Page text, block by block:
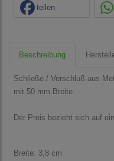
teilen
Beschreibung
Schließe / Verschluß aus
mit 50 mm Breite.
Der Preis bezieht sich auf
Breite: 3,8 cm